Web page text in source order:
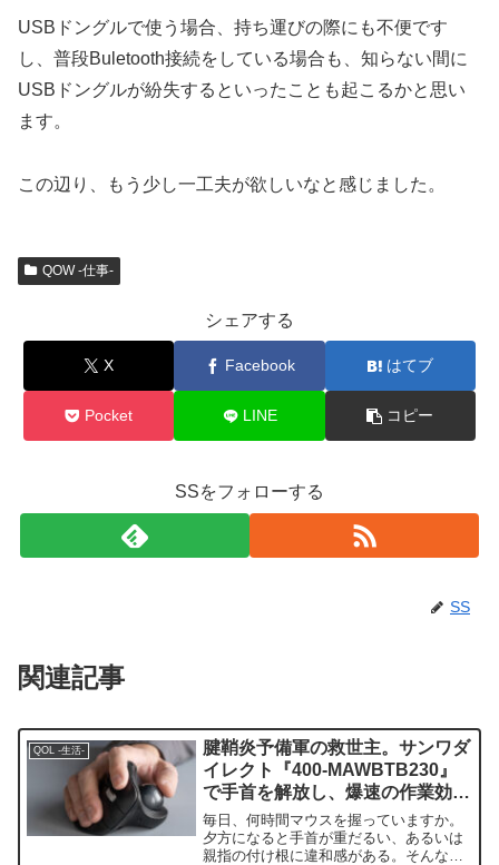
USBドングルで使う場合、持ち運びの際にも不便です
し、普段Buletooth接続をしている場合も、知らない間に
USBドングルが紛失するといったことも起こるかと思い
ます。
この辺り、もう少し一工夫が欲しいなと感じました。
QOW -仕事-
シェアする
X Facebook はてブ
Pocket LINE コピー
SSをフォローする
SS
関連記事
QOL -生活-
腱鞘炎予備軍の救世主。サンワダ
イレクト『400-MAWBTB230』
で手首を解放し、爆速の作業効率
を手に入れる
毎日、何時間マウスを握っていますか。
夕方になると手首が重だるい、あるいは
親指の付け根に違和感がある。そんな悩